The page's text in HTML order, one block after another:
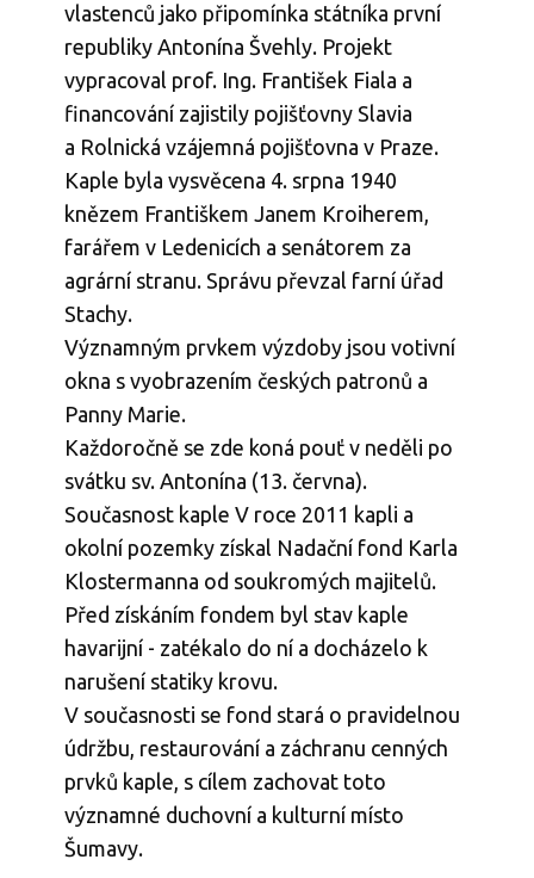
vlastenců jako připomínka státníka první
republiky Antonína Švehly. Projekt
vypracoval prof. Ing. František Fiala a
financování zajistily pojišťovny Slavia
a Rolnická vzájemná pojišťovna v Praze.
Kaple byla vysvěcena 4. srpna 1940
knězem Františkem Janem Kroiherem,
farářem v Ledenicích a senátorem za
agrární stranu. Správu převzal farní úřad
Stachy.
Významným prvkem výzdoby jsou votivní
okna s vyobrazením českých patronů a
Panny Marie.
Každoročně se zde koná pouť v neděli po
svátku sv. Antonína (13. června).
Současnost kaple V roce 2011 kapli a
okolní pozemky získal Nadační fond Karla
Klostermanna od soukromých majitelů.
Před získáním fondem byl stav kaple
havarijní - zatékalo do ní a docházelo k
narušení statiky krovu.
V současnosti se fond stará o pravidelnou
údržbu, restaurování a záchranu cenných
prvků kaple, s cílem zachovat toto
významné duchovní a kulturní místo
Šumavy.